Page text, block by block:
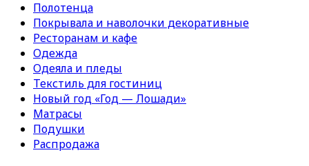
Полотенца
Покрывала и наволочки декоративные
Ресторанам и кафе
Одежда
Одеяла и пледы
Текстиль для гостиниц
Новый год «Год — Лошади»
Матрасы
Подушки
Распродажа